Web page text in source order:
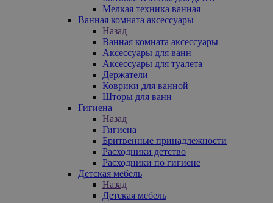
Мелкая техника ванная
Ванная комната аксессуары
Назад
Ванная комната аксессуары
Аксессуары для ванн
Аксессуары для туалета
Держатели
Коврики для ванной
Шторы для ванн
Гигиена
Назад
Гигиена
Бритвенные принадлежности
Расходники детство
Расходники по гигиене
Детская мебель
Назад
Детская мебель